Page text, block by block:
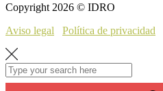
Copyright 2026 © IDRO
Aviso legal
Política de privacidad